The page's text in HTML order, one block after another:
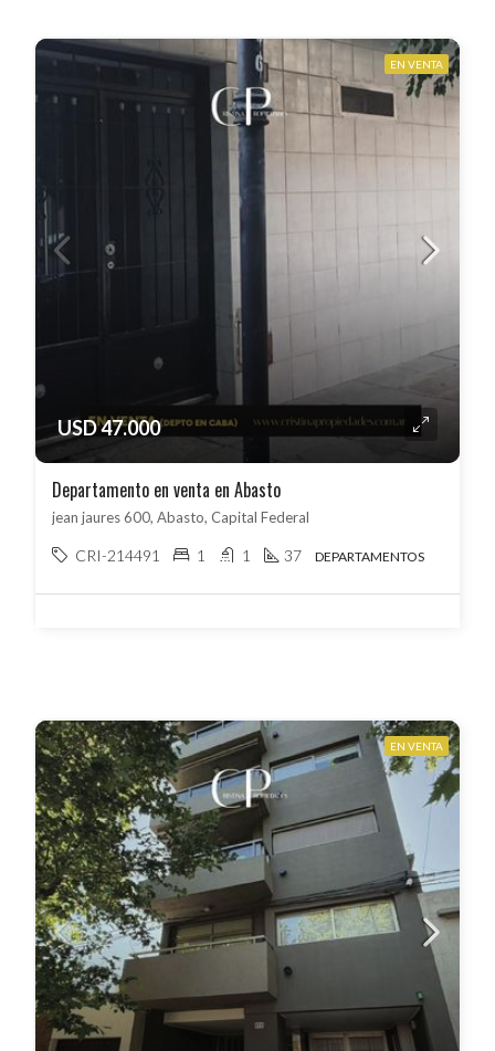
EN VENTA
USD 47.000
Departamento en venta en Abasto
jean jaures 600, Abasto, Capital Federal
CRI-214491 1 1 37 DEPARTAMENTOS
EN VENTA